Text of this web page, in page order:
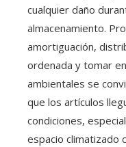
cualquier daño
almacenamiento.
amortiguación,
ordenada y tomar
ambientales se
que los artículos
condiciones,
espacio climatizado